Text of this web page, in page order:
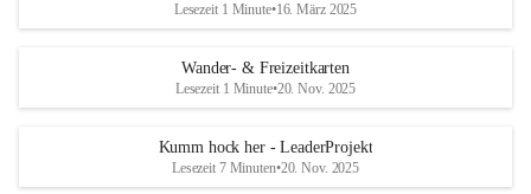
Lesezeit 1 Minute•16. März 2025
Wander- & Freizeitkarten
Lesezeit 1 Minute•20. Nov. 2025
Kumm hock her - LeaderProjekt
Lesezeit 7 Minuten•20. Nov. 2025